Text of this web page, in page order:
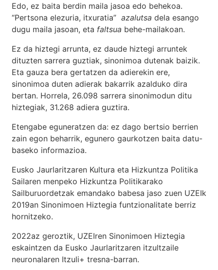
Edo, ez baita berdin maila jasoa edo behekoa.
“Pertsona elezuria, itxuratia” azalutsa dela esango
dugu maila jasoan, eta faltsua behe-mailakoan.
Ez da hiztegi arrunta, ez daude hiztegi arruntek
dituzten sarrera guztiak, sinonimoa dutenak baizik.
Eta gauza bera gertatzen da adierekin ere,
sinonimoa duten adierak bakarrik azalduko dira
bertan. Horrela, 26.098 sarrera sinonimodun ditu
hiztegiak, 31.268 adiera guztira.
Etengabe eguneratzen da: ez dago bertsio berrien
zain egon beharrik, egunero gaurkotzen baita datu-
baseko informazioa.
Eusko Jaurlaritzaren Kultura eta Hizkuntza Politika
Sailaren menpeko Hizkuntza Politikarako
Sailburuordetzak emandako babesa jaso zuen UZEIk
2019an Sinonimoen Hiztegia funtzionalitate berriz
hornitzeko.
2022az geroztik, UZEIren Sinonimoen Hiztegia
eskaintzen da Eusko Jaurlaritzaren itzultzaile
neuronalaren Itzuli+ tresna-barran.